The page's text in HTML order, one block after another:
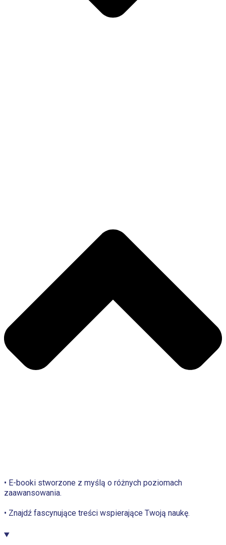
• E-booki stworzone z myślą o różnych poziomach
zaawansowania.
• Znajdź fascynujące treści wspierające Twoją naukę.